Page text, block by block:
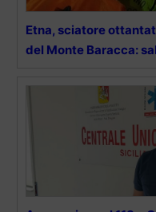
Etna, sciatore
del Monte Baracca: